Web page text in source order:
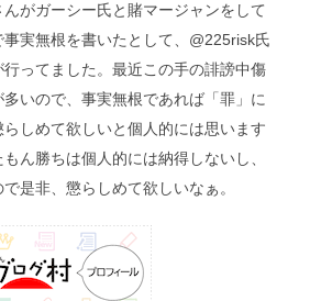
がガーシー氏と賭マージャンをして
実無根を書いたとして、@225risk氏
ってました。最近この手の誹謗中傷
いので、事実無根であれば「罪」に
しめて欲しいと個人的には思います
ん勝ちは個人的には納得しないし、
是非、懲らしめて欲しいなぁ。